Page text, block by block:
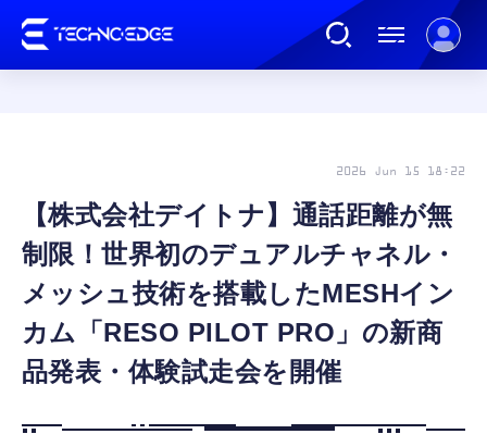
AI
ガジェット
ゲーム
【株式会社デイトナ】通話距離が無
制限！世界初のデュアルチャネル・
メッシュ技術を搭載したMESHイン
カム「RESO PILOT PRO」の新商
品発表・体験試走会を開催
2026 Jun 15 18:22